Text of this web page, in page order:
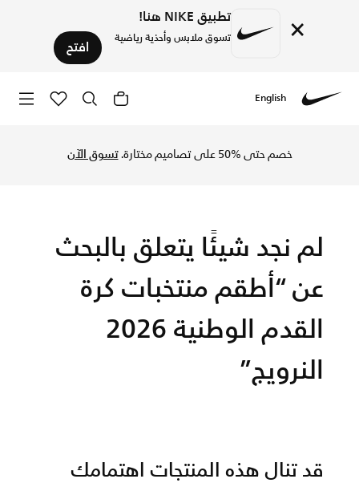
× تطبيق NIKE هنا!
تسوق ملابس وأحذية رياضية افتح
English
خصم حتى %50 على تصاميم مختارة. تسوق الآن
لم نجد شيئًا يتعلق بالبحث
عن “أطقم منتخبات كرة
القدم الوطنية 2026
النرويج”
قد تنال هذه المنتجات اهتمامك